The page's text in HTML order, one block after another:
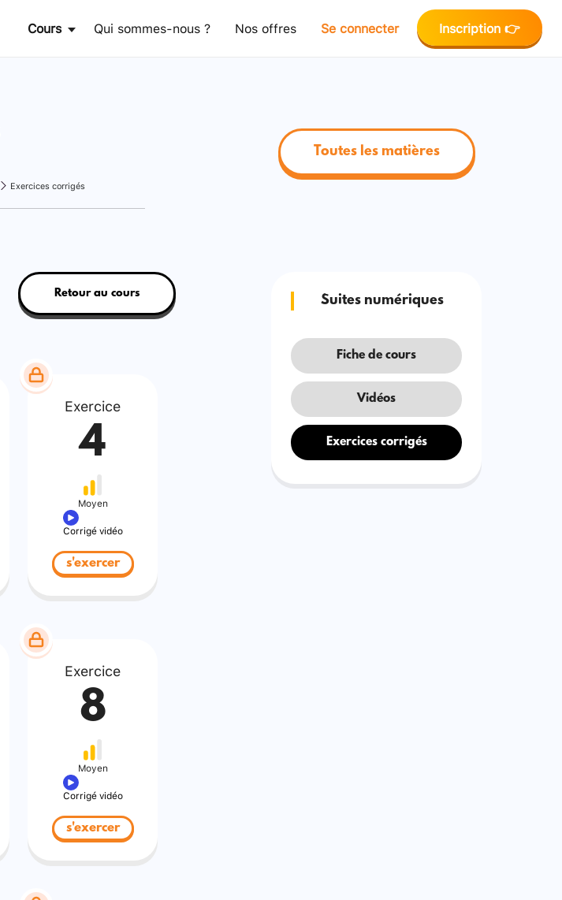
Cours Qui sommes-nous ? Nos offres Se connecter Inscription 👉
Exercices corrigés
Toutes les matières
Retour au cours
Exercice
4
Moyen
Corrigé vidéo
s'exercer
Exercice
8
Moyen
Corrigé vidéo
s'exercer
Suites numériques
Fiche de cours
Vidéos
Exercices corrigés